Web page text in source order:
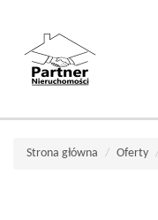
Strona główna Oferty